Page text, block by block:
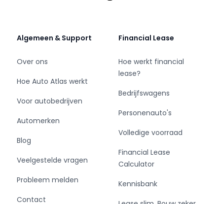
bepaal zelf wanneer je zonder boete overstapt
naar een elektrische auto of bedrijfswagen.
Onze klanten waarderen ons met een 4.9 van
Voor vragen bel 088 700 18 28 of mail:
geldrop@eurocars.nl.
Team Eurocars
Algemeen & Support
Over ons
Hoe Auto Atlas werkt
Voor autobedrijven
Automerken
Blog
Veelgestelde vragen
Probleem melden
Contact
Financial Lease
Hoe werkt financial
lease?
Bedrijfswagens
Personenauto's
Volledige voorraad
Financial Lease
Calculator
Kennisbank